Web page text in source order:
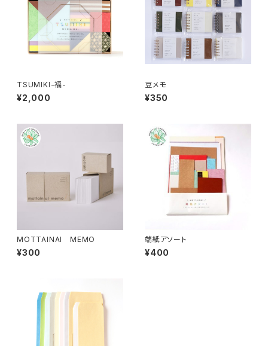
TSUMIKI-福-
¥2,000
豆メモ
¥350
MOTTAINAI MEMO
¥300
端紙アソート
¥400